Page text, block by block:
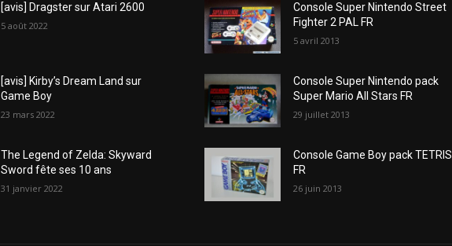
[avis] Dragster sur Atari 2600
5 août 2022
[avis] Kirby’s Dream Land sur
Game Boy
23 mars 2022
The Legend of Zelda: Skyward
Sword fête ses 10 ans
31 janvier 2022
Console Super Nintendo Street
Fighter 2 PAL FR
5 avril 2013
Console Super Nintendo pack
Super Mario All Stars FR
29 juillet 2013
Console Game Boy pack TETRIS
FR
26 juin 2013